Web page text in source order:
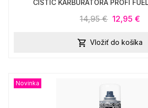
CISTIC KARBURATORA PROFI
14,95 € 12,95 €
 Vložiť do košíka
Novinka